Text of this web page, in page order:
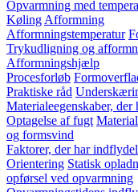
Opvarmning med
Køling Afformning
Afformningstemperatur
Trykudligning og
Afformningshjælp
Procesforløb
Praktiske råd
Materialeegenskaber,
Optagelse af fugt
og formsvind
Faktorer, der har
Orientering Statisk
opførsel ved opvarmning